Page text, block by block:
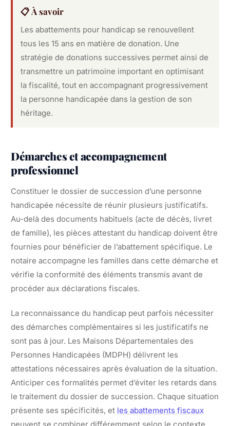
📋 À savoir
Les abattements pour handicap se renouvellent
tous les 15 ans en matière de donation. Une
stratégie de donations successives permet ainsi de
transmettre un patrimoine important en optimisant
la fiscalité, tout en accompagnant progressivement
la personne handicapée dans la gestion de son
héritage.
Démarches et accompagnement
professionnel
Constituer le dossier de succession d’une personne
handicapée nécessite de réunir plusieurs justificatifs.
Au-delà des documents habituels (acte de décès, livret
de famille), les pièces attestant du handicap doivent être
fournies pour bénéficier de l’abattement spécifique. Le
notaire accompagne les familles dans cette démarche et
vérifie la conformité des éléments transmis avant de
procéder aux déclarations fiscales.
La reconnaissance du handicap peut parfois nécessiter
des démarches complémentaires si les justificatifs ne
sont pas à jour. Les Maisons Départementales des
Personnes Handicapées (MDPH) délivrent les
attestations nécessaires après évaluation de la situation.
Anticiper ces formalités permet d’éviter les retards dans
le traitement du dossier de succession. Chaque situation
présente ses spécificités, et les abattements fiscaux
peuvent se combiner différemment selon le contexte